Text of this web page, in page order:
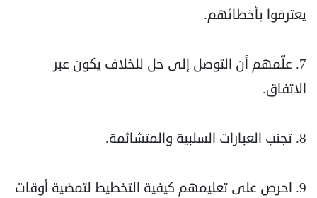
يعترفوا بأخطائهم.
7. علّمهم أن التوصل إلى حل للخلاف يكون عبر
الاتفاق.
8. تجنب العبارات السلبية والمتشائمة.
9. احرص على تعليمهم كيفية التخطيط لتمضية أوقات